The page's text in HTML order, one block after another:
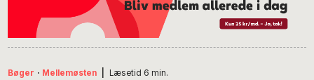
Bøger · Mellemøsten Læsetid 6 min.